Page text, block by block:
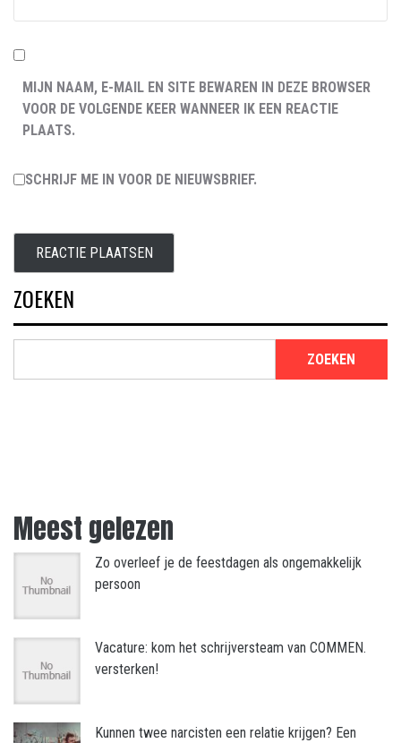
MIJN NAAM, E-MAIL EN SITE BEWAREN IN DEZE BROWSER
VOOR DE VOLGENDE KEER WANNEER IK EEN REACTIE
PLAATS.
SCHRIJF ME IN VOOR DE NIEUWSBRIEF.
ZOEKEN
ZOEKEN
Meest gelezen
Zo overleef je de feestdagen als ongemakkelijk
persoon
Vacature: kom het schrijversteam van COMMEN.
versterken!
Kunnen twee narcisten een relatie krijgen? Een